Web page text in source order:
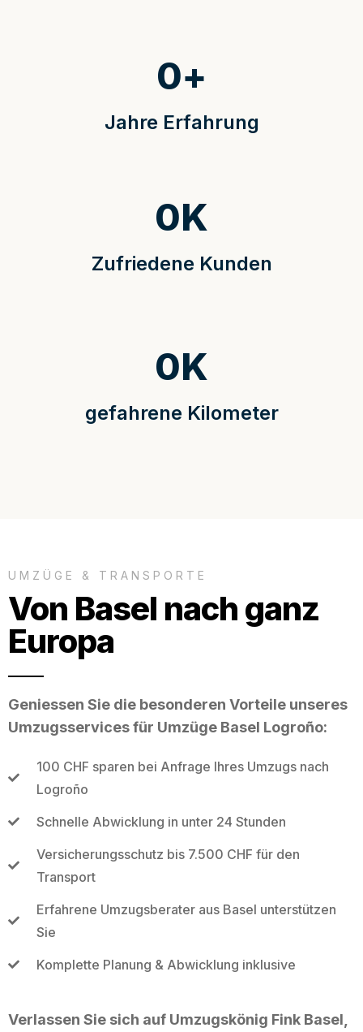
Jahre Erfahrung
0+
Zufriedene Kunden
0K
gefahrene Kilometer
0K
UMZÜGE & TRANSPORTE
Von Basel nach ganz
Europa
Geniessen Sie die besonderen Vorteile unseres
Umzugsservices für Umzüge Basel Logroño:
100 CHF sparen bei Anfrage Ihres Umzugs nach
Logroño
Schnelle Abwicklung in unter 24 Stunden
Versicherungsschutz bis 7.500 CHF für den
Transport
Erfahrene Umzugsberater aus Basel unterstützen
Sie
Komplette Planung & Abwicklung inklusive
Verlassen Sie sich auf Umzugskönig Fink Basel,